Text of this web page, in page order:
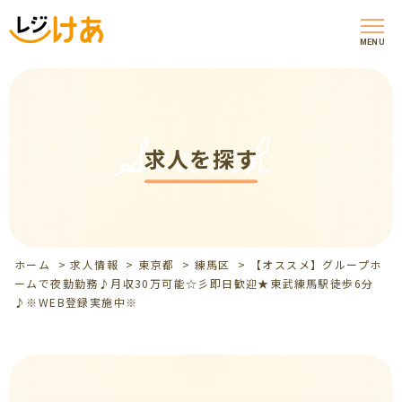
MENU
求人を探す
Search
ホーム >求人情報 > 東京都 > 練馬区 >
【オススメ】グループホ
ームで夜勤勤務♪月収30万可能☆彡即日歓迎★東武練馬駅徒歩6分
♪※WEB登録実施中※